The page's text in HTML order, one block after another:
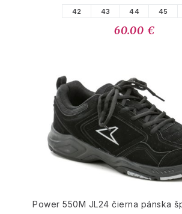
42 43 44 45
60.00 €
Power 550M JL24 čierna pánska